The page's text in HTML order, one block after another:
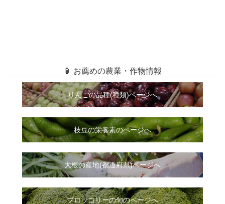
🏮 お薦めの農業・作物情報
りんごの品種(種類)ページへ
枝豆の栄養素のページへ
大根の産地(都道府県)ページへ
ブロッコリーの旬のページへ